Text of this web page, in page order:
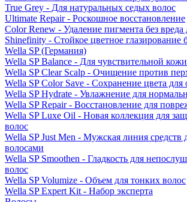
True Grey - Для натуральных седых волос
Ultimate Repair - Роскошное восстановление
Color Renew - Удаление пигмента без вреда
Shinefinity - Стойкое цветное глазирование
Wella SP (Германия)
Wella SP Balance - Для чувствительной
Wella SP Clear Scalp - Очищение против
Wella SP Color Save - Сохранение цвета
Wella SP Hydrate - Увлажнение для
Wella SP Repair - Восстановление для
Wella SP Luxe Oil - Новая коллекция для
волос
Wella SP Just Men - Мужская линия средств
волосами
Wella SP Smoothen - Гладкость для
волос
Wella SP Volumize - Объем для тонких волос
Wella SP Expert Kit - Набор эксперта